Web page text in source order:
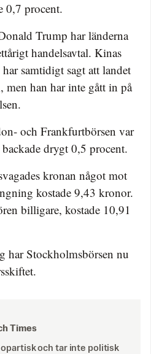
0,7 procent.
Trump har länderna
handelsavtal. Kinas
samtidigt sagt att landet
men han har inte gått in på
och Frankfurtbörsen var
drygt 0,5 procent.
kronan något mot
kostade 9,43 kronor.
billigare, kostade 10,91
har Stockholmsbörsen nu
Times
opartisk och tar inte politisk